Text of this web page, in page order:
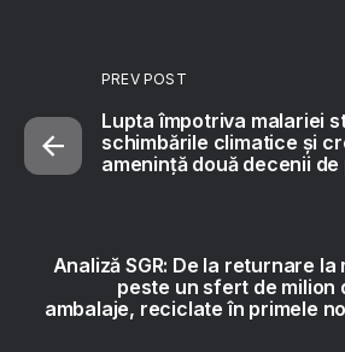
PREV POST
Lupta împotriva malariei
schimbările climatice și
amenință două decenii
Analiză SGR: De la returnare
peste un sfert de milion
ambalaje, reciclate în primele